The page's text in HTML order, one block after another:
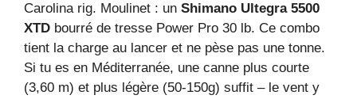
Carolina rig. Moulinet : un Shimano Ultegra 5500
XTD bourré de tresse Power Pro 30 lb. Ce combo
tient la charge au lancer et ne pèse pas une tonne.
Si tu es en Méditerranée, une canne plus courte
(3,60 m) et plus légère (50-150g) suffit – le vent y